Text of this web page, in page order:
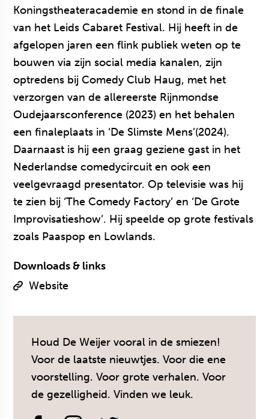
Koningstheateracademie en stond in de finale
van het Leids Cabaret Festival. Hij heeft in de
afgelopen jaren een flink publiek weten op te
bouwen via zijn social media kanalen, zijn
optredens bij Comedy Club Haug, met het
verzorgen van de allereerste Rijnmondse
Oudejaarsconference (2023) en het behalen
een finaleplaats in ‘De Slimste Mens’(2024).
Daarnaast is hij een graag geziene gast in het
Nederlandse comedycircuit en ook een
veelgevraagd presentator. Op televisie was hij
te zien bij ‘The Comedy Factory’ en ‘De Grote
Improvisatieshow’. Hij speelde op grote festivals
zoals Paaspop en Lowlands.
Downloads & links
Website
Houd De Weijer vooral in de smiezen!
Voor de laatste nieuwtjes. Voor die ene
voorstelling. Voor grote verhalen. Voor
de gezelligheid. Vinden we leuk.